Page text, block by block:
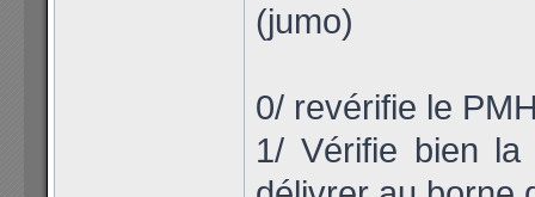
(jumo)
0/ revérifie le
1/ Vérifie bien